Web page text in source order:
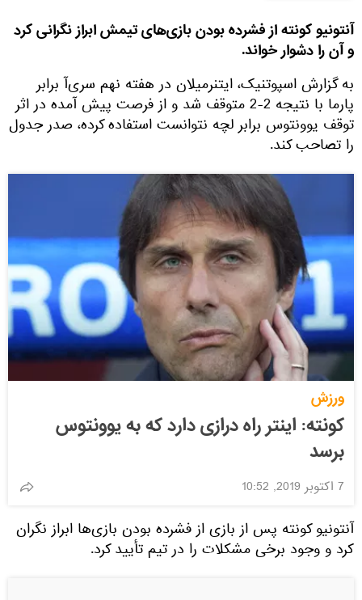
آنتونیو کونته از فشرده بودن بازی‌های تیمش ابراز نگرانی کرد
و آن را دشوار خواند.
به گزارش اسپوتنیک، ایتنرمیلان در هفته نهم سری‌آ برابر
پارما با نتیجه 2-2 متوقف شد و از فرصت پیش آمده در اثر
توقف یوونتوس برابر لچه نتوانست استفاده کرده، صدر جدول
را تصاحب کند.
ورزش
کونته: اینتر راه درازی دارد که به یوونتوس
برسد
7 اکتوبر 2019, 10:52
آنتونیو کونته پس از بازی از فشرده بودن بازی‌ها ابراز نگران
کرد و وجود برخی مشکلات را در تیم تأیید کرد.